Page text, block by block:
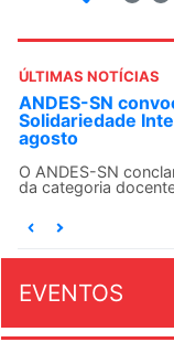
ÚLTIMAS NOTÍCIAS
ANDES-SN
Solidariedade
agosto
O ANDES-SN
da categoria
EVENTOS